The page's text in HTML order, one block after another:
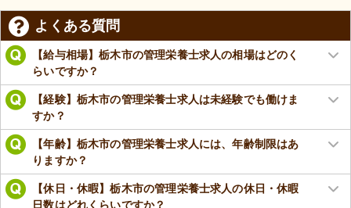
よくある質問
【給与相場】栃木市の管理栄養士求人の相場はどのく
らいですか？
【経験】栃木市の管理栄養士求人は未経験でも働けま
すか？
【年齢】栃木市の管理栄養士求人には、年齢制限はあ
りますか？
【休日・休暇】栃木市の管理栄養士求人の休日・休暇
日数はどれくらいですか？